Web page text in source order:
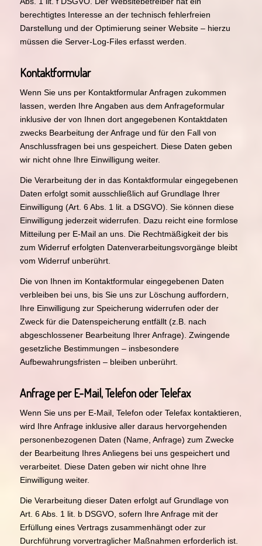
berechtigtes Interesse an der technisch fehlerfreien
Darstellung und der Optimierung seiner Website – hierzu
müssen die Server-Log-Files erfasst werden.
Kontaktformular
Wenn Sie uns per Kontaktformular Anfragen zukommen
lassen, werden Ihre Angaben aus dem Anfrageformular
inklusive der von Ihnen dort angegebenen Kontaktdaten
zwecks Bearbeitung der Anfrage und für den Fall von
Anschlussfragen bei uns gespeichert. Diese Daten geben
wir nicht ohne Ihre Einwilligung weiter.
Die Verarbeitung der in das Kontaktformular eingegebenen
Daten erfolgt somit ausschließlich auf Grundlage Ihrer
Einwilligung (Art. 6 Abs. 1 lit. a DSGVO). Sie können diese
Einwilligung jederzeit widerrufen. Dazu reicht eine formlose
Mitteilung per E-Mail an uns. Die Rechtmäßigkeit der bis
zum Widerruf erfolgten Datenverarbeitungsvorgänge bleibt
vom Widerruf unberührt.
Die von Ihnen im Kontaktformular eingegebenen Daten
verbleiben bei uns, bis Sie uns zur Löschung auffordern,
Ihre Einwilligung zur Speicherung widerrufen oder der
Zweck für die Datenspeicherung entfällt (z.B. nach
abgeschlossener Bearbeitung Ihrer Anfrage). Zwingende
gesetzliche Bestimmungen – insbesondere
Aufbewahrungsfristen – bleiben unberührt.
Anfrage per E-Mail, Telefon oder Telefax
Wenn Sie uns per E-Mail, Telefon oder Telefax kontaktieren,
wird Ihre Anfrage inklusive aller daraus hervorgehenden
personenbezogenen Daten (Name, Anfrage) zum Zwecke
der Bearbeitung Ihres Anliegens bei uns gespeichert und
verarbeitet. Diese Daten geben wir nicht ohne Ihre
Einwilligung weiter.
Die Verarbeitung dieser Daten erfolgt auf Grundlage von
Art. 6 Abs. 1 lit. b DSGVO, sofern Ihre Anfrage mit der
Erfüllung eines Vertrags zusammenhängt oder zur
Durchführung vorvertraglicher Maßnahmen erforderlich ist.